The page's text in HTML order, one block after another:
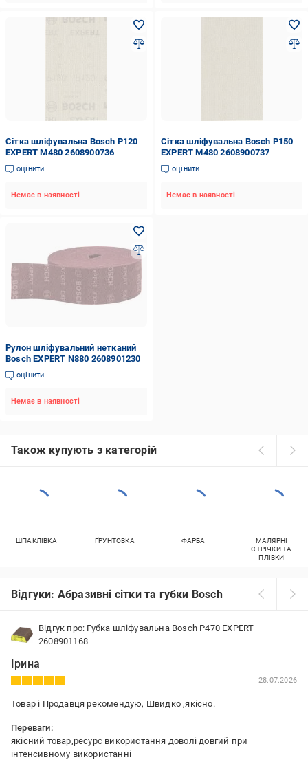
Сітка шліфувальна Bosch P120
EXPERT M480 2608900736
оцінити
Немає в наявності
Сітка шліфувальна Bosch P150
EXPERT M480 2608900737
оцінити
Немає в наявності
Рулон шліфувальний нетканий
Bosch EXPERT N880 2608901230
оцінити
Немає в наявності
Також купують з категорій
ШПАКЛІВКА ҐРУНТОВКА ФАРБА
МАЛЯРНІ
СТРІЧКИ ТА
ПЛІВКИ
Відгуки: Абразивні сітки та губки Bosch
Відгук про: Губка шліфувальна Bosch P470 EXPERT
2608901168
Ірина
28.07.2026
Товар і Продавця рекомендую, Швидко ,якісно.
Переваги:
якісний товар,ресурс використання доволі довгий при
інтенсивному використанні